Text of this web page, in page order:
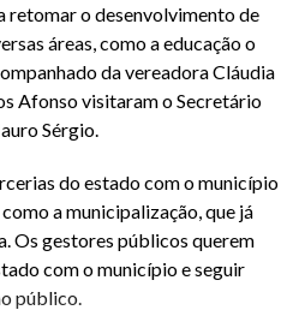
retomar o desenvolvimento de
áreas, como a educação o
da vereadora Cláudia
Afonso visitaram o Secretário
Sérgio.
do estado com o município
a municipalização, que já
Os gestores públicos querem
com o município e seguir
público.